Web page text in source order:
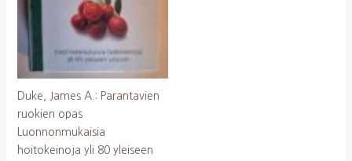
Duke, James A.: Parantavien
ruokien opas
Luonnonmukaisia
hoitokeinoja yli 80 yleiseen